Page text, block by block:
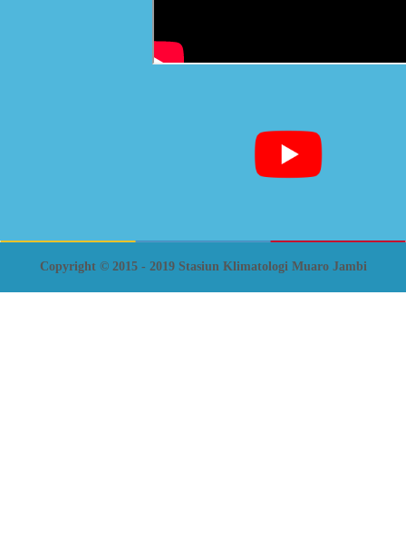
Copyright © 2015 - 2019 Stasiun Klimatologi Muaro Jambi